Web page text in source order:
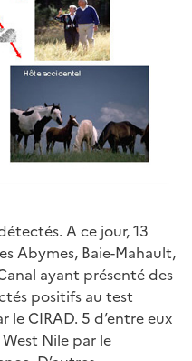
A ce jour, 13
Abymes, Baie-Mahault,
ayant présenté des
positifs au test
le CIRAD. 5 d’entre eux
Nile par le